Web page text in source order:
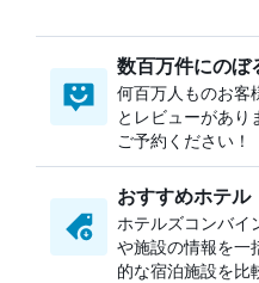
数百万件にのぼ
何百万人ものお客
とレビューがあり
ご予約ください！
おすすめホテル
ホテルズコンバイ
や施設の情報を一
的な宿泊施設を比